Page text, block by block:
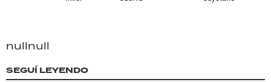
nullnull
SEGUÍ LEYENDO